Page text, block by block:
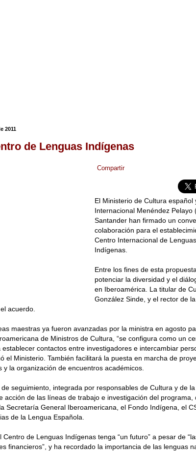
2011
de Lenguas Indígenas
Compartir
El Ministerio de Cultura español
Internacional Menéndez Pelayo
Santander han firmado un
colaboración para el
Centro Internacional de
Indígenas.
Entre los fines de esta
potenciar la diversidad y el
en Iberoamérica. La titular de
González Sinde, y el rector de
acuerdo.
maestras ya fueron avanzadas por la ministra en agosto
de Ministros de Cultura, “se configura como un
contactos entre investigadores e intercambiar
el Ministerio. También facilitará la puesta en marcha de
y la organización de encuentros académicos.
seguimiento, integrada por responsables de Cultura y de la
acción de las líneas de trabajo e investigación del programa,
Secretaría General Iberoamericana, el Fondo Indígena, el
de la Lengua Española.
de Lenguas Indígenas tenga “un futuro” a pesar de
financieros”, y ha recordado la importancia de las lenguas